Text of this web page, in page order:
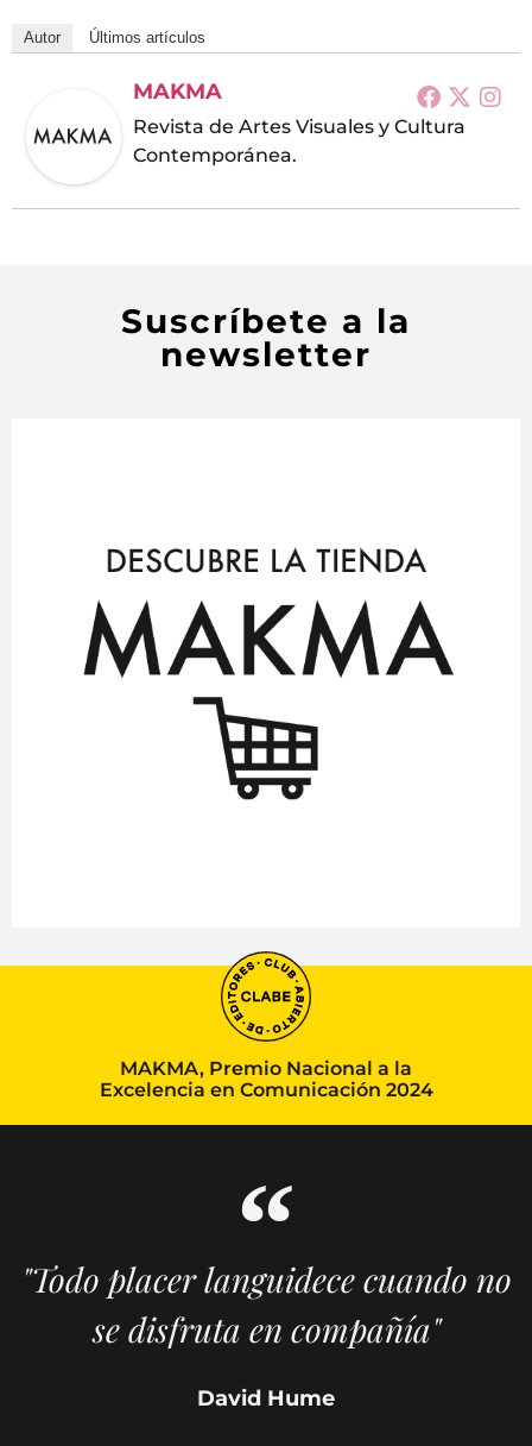
Autor Últimos artículos
MAKMA
Revista de Artes Visuales y Cultura
Contemporánea.
Suscríbete a la
newsletter
MAKMA, Premio Nacional a la
Excelencia en Comunicación 2024
"Todo placer languidece cuando no
se disfruta en compañía"
David Hume